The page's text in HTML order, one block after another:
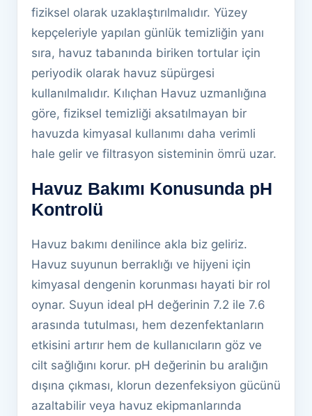
fiziksel olarak uzaklaştırılmalıdır. Yüzey
kepçeleriyle yapılan günlük temizliğin yanı
sıra, havuz tabanında biriken tortular için
periyodik olarak havuz süpürgesi
kullanılmalıdır. Kılıçhan Havuz uzmanlığına
göre, fiziksel temizliği aksatılmayan bir
havuzda kimyasal kullanımı daha verimli
hale gelir ve filtrasyon sisteminin ömrü uzar.
Havuz Bakımı Konusunda pH
Kontrolü
Havuz bakımı denilince akla biz geliriz.
Havuz suyunun berraklığı ve hijyeni için
kimyasal dengenin korunması hayati bir rol
oynar. Suyun ideal pH değerinin 7.2 ile 7.6
arasında tutulması, hem dezenfektanların
etkisini artırır hem de kullanıcıların göz ve
cilt sağlığını korur. pH değerinin bu aralığın
dışına çıkması, klorun dezenfeksiyon gücünü
azaltabilir veya havuz ekipmanlarında